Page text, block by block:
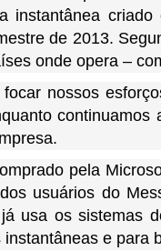
instantânea
de 2013.
onde opera –
focar nossos
continuamos
pela
usuários do
usa os sistemas
instantâneas e para